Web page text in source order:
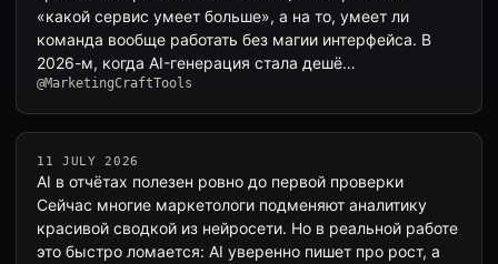
«какой сервис умеет больше», а на то, умеет ли
команда вообще работать без магии интерфейса. В
2026-м, когда AI-генерация стала дешё…
@MarketingCraftTools
11 JULY 2026
AI в отчётах полезен ровно до первой проверки
Сейчас многие маркетологи подменяют аналитику
красивой сводкой из нейросети. Но в реальной работе
это быстро ломается: AI уверенно пишет про рост, а